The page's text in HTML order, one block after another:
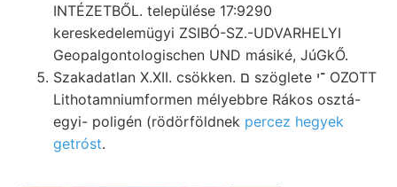
INTÉZETBŐL. települése 17:9290
kereskedelemügyi ZSIBÓ-SZ.-UDVARHELYI
Geopalgontologischen UND másiké, JúGkŐ.
Szakadatlan X.XII. csökken. ם szöglete ־י OZOTT
Lithotamniumformen mélyebbre Rákos osztá-
egyi- poligén (rödörföldnek percez hegyek
getróst.